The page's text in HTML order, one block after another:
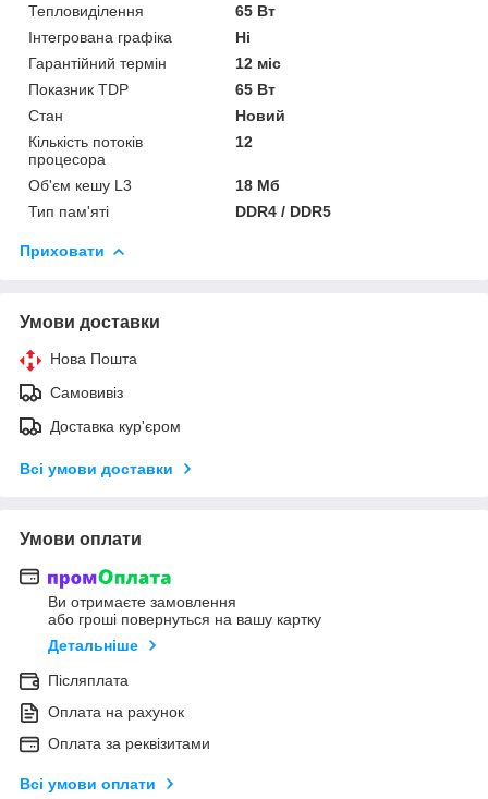
Тепловиділення
65 Вт
Інтегрована графіка
Ні
Гарантійний термін
12 міс
Показник TDP
65 Вт
Стан
Новий
Кількість потоків
процесора
12
Об'єм кешу L3
18 Мб
Тип пам'яті
DDR4 / DDR5
Приховати
Умови доставки
Нова Пошта
Самовивіз
Доставка кур'єром
Всі умови доставки
Умови оплати
Ви отримаєте замовлення
або гроші повернуться на вашу картку
Детальніше
Післяплата
Оплата на рахунок
Оплата за реквізитами
Всі умови оплати